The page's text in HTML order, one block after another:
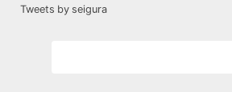
Tweets by seigura